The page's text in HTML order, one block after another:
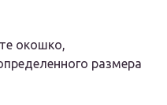
окошко,
размера